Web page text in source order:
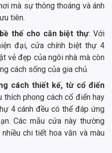
mà sự thông thoáng và ánh
tiên.
thế cho căn biệt thự: Với
đại, cửa chính biệt thự 4
vẻ đẹp của ngôi nhà mà còn
cách sống của gia chủ.
cách thiết kế, từ cổ điển
thích phong cách cổ điển hay
4 cánh đều có thể đáp ứng
Các mẫu cửa này thường
chi tiết hoa văn và màu